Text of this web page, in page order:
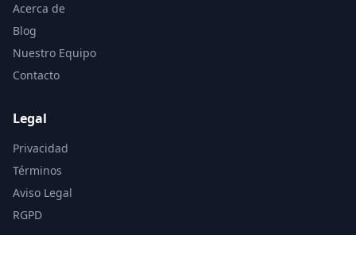
Acerca de
Blog
Nuestro Equipo
Contacto
Legal
Privacidad
Términos
Aviso Legal
RGPD